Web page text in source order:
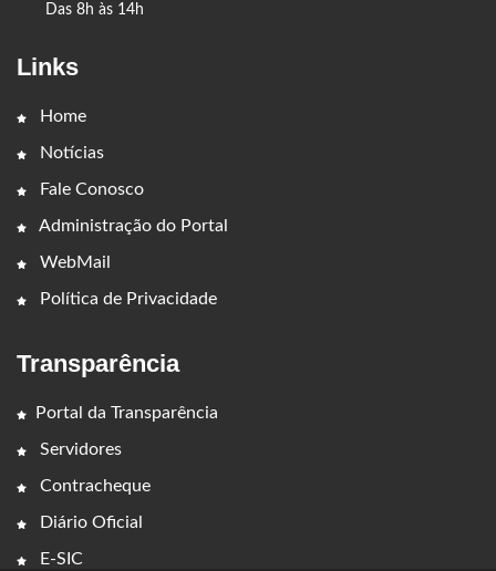
Das 8h às 14h
Links
Home
Notícias
Fale Conosco
Administração do Portal
WebMail
Política de Privacidade
Transparência
Portal da Transparência
Servidores
Contracheque
Diário Oficial
E-SIC